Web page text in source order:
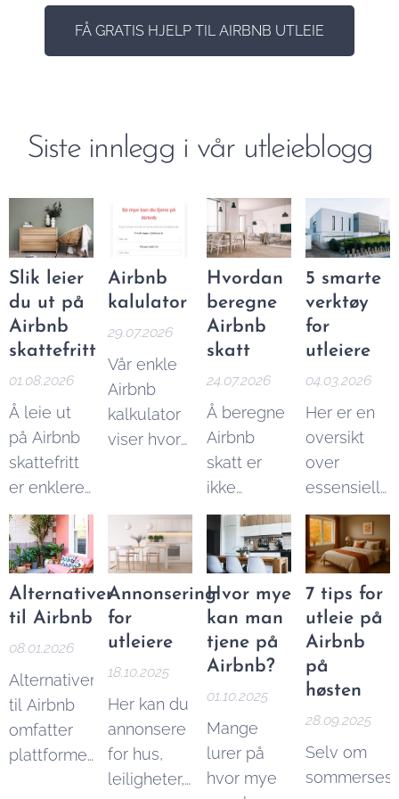
FÅ GRATIS HJELP TIL AIRBNB UTLEIE
Siste innlegg i vår utleieblogg
Slik leier
du ut på
Airbnb
skattefritt
01.08.2026
Å leie ut
på Airbnb
skattefritt
er enklere
enn du tror.
I denne
artikkelen
forklarer vi
beløpsgrensene
kjenne til.
Airbnb
kalulator
29.07.2026
Vår enkle
Airbnb
kalkulator
viser hvor
på Airbnb
utleie per
år.
Hvordan
beregne
Airbnb
skatt
24.07.2026
Å beregne
Airbnb
skatt er
ikke
vanskelig.
Her er er
en enkel
guide til å
beregne
Airbnb
skatt, og
vår Airbnb
skatt
kalkulator
5 smarte
verktøy
for
utleiere
04.03.2026
Her er en
oversikt
over
essensielle
verktøy og
tjenester
må du ha
for å kunne
drive
effektiv
utleie.
Alternativer
til Airbnb
08.01.2026
Alternativer
til Airbnb
omfatter
plattformer
Annonsering
for
utleiere
18.10.2025
Her kan du
annonsere
for hus,
leiligheter,
Hvor mye
kan man
tjene på
Airbnb?
01.10.2025
Mange
lurer på
hvor mye
7 tips for
utleie på
Airbnb
på
høsten
28.09.2025
Selv om